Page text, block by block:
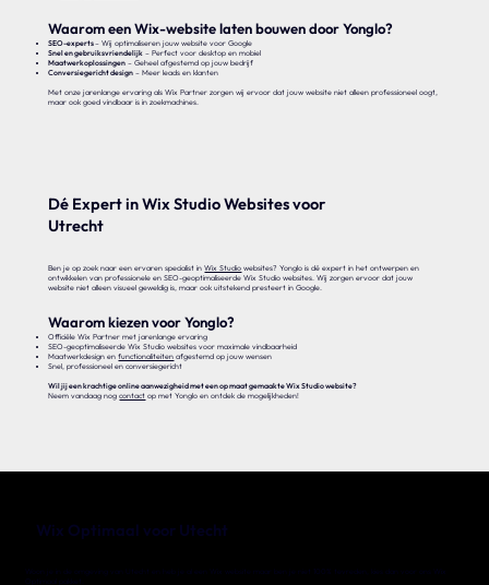
Waarom een Wix-website laten bouwen door Yonglo?
SEO-experts– Wij optimaliseren jouw website voor Google
Snel en gebruiksvriendelijk – Perfect voor desktop en mobiel
Maatwerkoplossingen – Geheel afgestemd op jouw bedrijf
Conversiegericht design – Meer leads en klanten
Met onze jarenlange ervaring als Wix Partner zorgen wij ervoor dat jouw website niet alleen professioneel oogt,
maar ook goed vindbaar is in zoekmachines.
Dé Expert in Wix Studio Websites voor
Utrecht
Ben je op zoek naar een ervaren specialist inWix Studio websites? Yonglo is dé expert in het ontwerpen en
ontwikkelen van professionele en SEO-geoptimaliseerde Wix Studio websites. Wij zorgen ervoor dat jouw
website niet alleen visueel geweldig is, maar ook uitstekend presteert in Google.
Waarom kiezen voor Yonglo?
Officiële Wix Partner met jarenlange ervaring
SEO-geoptimaliseerde Wix Studio websites voor maximale vindbaarheid
Maatwerkdesign enfunctionaliteiten afgestemd op jouw wensen
Snel, professioneel en conversiegericht
Wil jij een krachtige online aanwezigheid met een op maat gemaakte Wix Studio website?
Neem vandaag nogcontact op met Yonglo en ontdek de mogelijkheden!
Woon je in de omgeving van Utecht en heb je al een Wix website maar ben je niet 100% tevreden, kies dan voor ons Wix
Optimaal pakket.
Wix Optimaal voor Utecht